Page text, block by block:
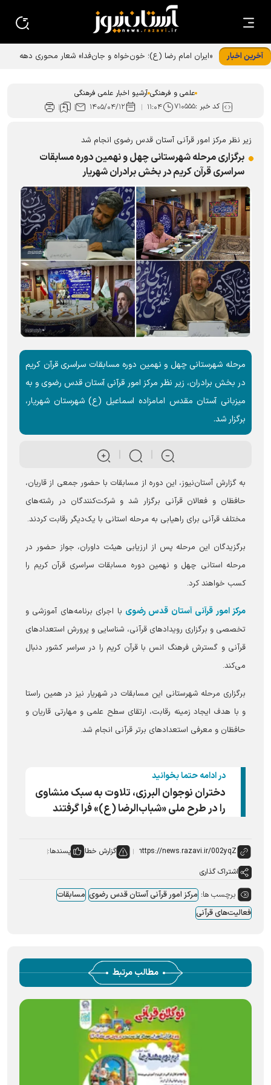
آخرین اخبار
«ایران امام رضا (ع)؛ خون‌خواه و جان‌فدا» شعار محوری دهه
علمی و فرهنگی آرشیو اخبار علمی فرهنگی
کد خبر :۷۱۰۵۵۵ ۱۱:۰۴ ۱۴۰۵/۰۴/۱۲
زیر نظر مرکز امور قرآنی آستان قدس رضوی انجام شد
برگزاری مرحله شهرستانی چهل و نهمین دوره مسابقات
سراسری قرآن کریم در بخش برادران شهریار
مرحله شهرستانی چهل و نهمین دوره مسابقات سراسری قرآن کریم
در بخش برادران، زیر نظر مرکز امور قرآنی آستان قدس رضوی و به
میزبانی آستان مقدس امامزاده اسماعیل (ع) شهرستان شهریار،
برگزار شد.
به گزارش آستان‌نیوز، این دوره از مسابقات با حضور جمعی از قاریان،
حافظان و فعالان قرآنی برگزار شد و شرکت‌کنندگان در رشته‌های
مختلف قرآنی برای راهیابی به مرحله استانی با یک‌دیگر رقابت کردند.
برگزیدگان این مرحله پس از ارزیابی هیئت داوران، جواز حضور در
مرحله استانی چهل و نهمین دوره مسابقات سراسری قرآن کریم را
کسب خواهند کرد.
مرکز امور قرآنی آستان قدس رضوی با اجرای برنامه‌های آموزشی و
تخصصی و برگزاری رویداد‌های قرآنی، شناسایی و پرورش استعداد‌های
قرآنی و گسترش فرهنگ انس با قرآن کریم را در سراسر کشور دنبال
می‌کند.
برگزاری مرحله شهرستانی این مسابقات در شهریار نیز در همین راستا
و با هدف ایجاد زمینه رقابت، ارتقای سطح علمی و مهارتی قاریان و
حافظان و معرفی استعداد‌های برتر قرآنی انجام شد.
در ادامه حتما بخوانید
دختران نوجوان البرزی، تلاوت به سبک منشاوی
را در طرح ملی «شباب‌الرضا (ع)» فرا گرفتند
گزارش خطا
پسندها:
اشتراک گذاری
برچسب ها: مرکز امور قرآنی آستان قدس رضوی مسابقات
فعالیت‌های قرآنی
مطالب مرتبط